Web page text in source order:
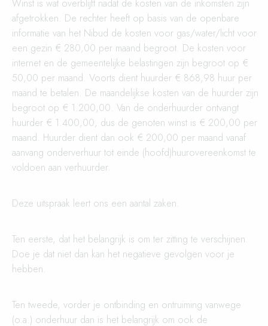
Winst is wat overblijft nadat de kosten van de inkomsten zijn
afgetrokken. De rechter heeft op basis van de openbare
informatie van het Nibud de kosten voor gas/water/licht voor
een gezin € 280,00 per maand begroot. De kosten voor
internet en de gemeentelijke belastingen zijn begroot op €
50,00 per maand. Voorts dient huurder € 868,98 huur per
maand te betalen. De maandelijkse kosten van de huurder zijn
begroot op € 1.200,00. Van de onderhuurder ontvangt
huurder € 1.400,00, dus de genoten winst is € 200,00 per
maand. Huurder dient dan ook € 200,00 per maand vanaf
aanvang onderverhuur tot einde (hoofd)huurovereenkomst te
voldoen aan verhuurder.
Deze uitspraak leert ons een aantal zaken.
Ten eerste, dat het belangrijk is om ter zitting te verschijnen.
Doe je dat niet dan kan het negatieve gevolgen voor je
hebben.
Ten tweede, vorder je ontbinding en ontruiming vanwege
(o.a.) onderhuur dan is het belangrijk om ook de